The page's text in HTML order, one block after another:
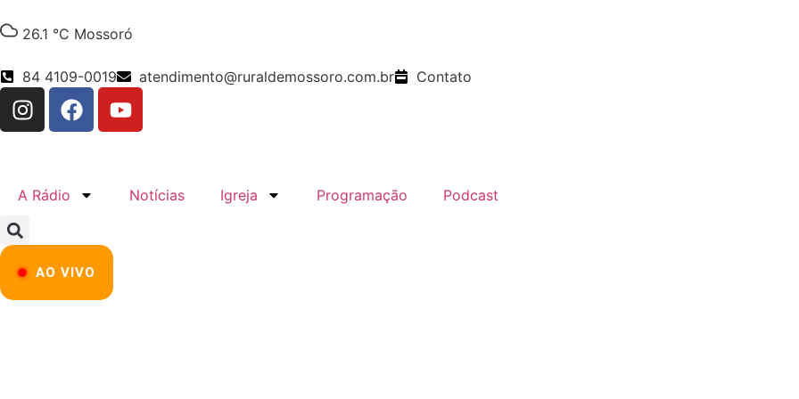
26.1 °C Mossoró
84 4109-0019 atendimento@ruraldemossoro.com.br Contato
A Rádio Notícias Igreja Programação Podcast
AO VIVO